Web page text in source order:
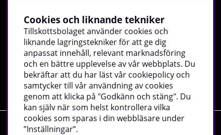
Ange din mejladress och bli först med det senaste, ta
del av exklusiva erbjudanden, inspiration och mycket
mer!
Registrera
Shopping
Cookies och liknande tekniker
Tillskottsbolaget använder cookies och
liknande lagringstekniker för att ge dig
anpassat innehåll, relevant marknadsföring
och en bättre upplevelse av vår webbplats. Du
bekräftar att du har läst vår cookiepolicy och
samtycker till vår användning av cookies
genom att klicka på "Godkänn och stäng". Du
kan själv när som helst kontrollera vilka
cookies som sparas i din webbläsare under
”Inställningar”.